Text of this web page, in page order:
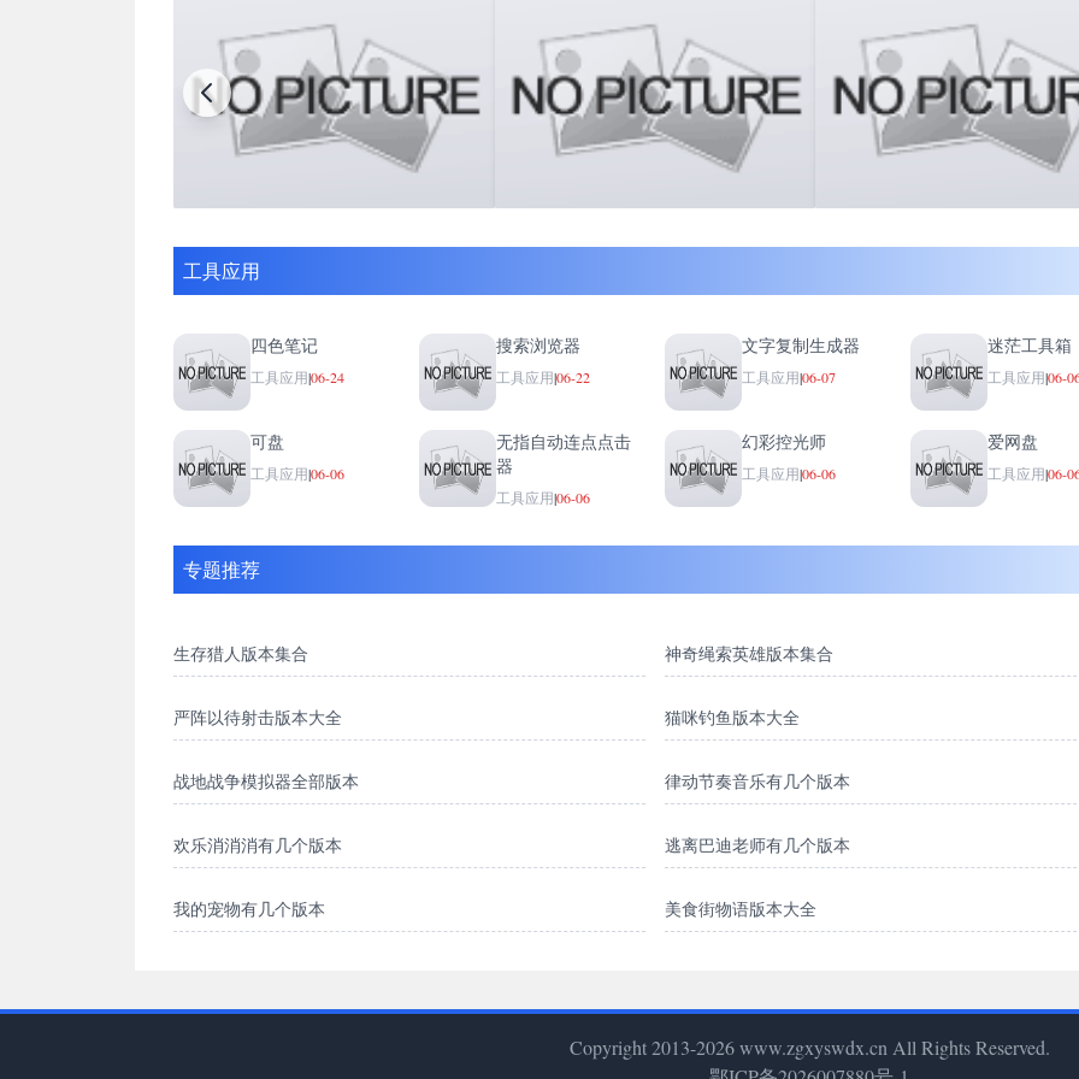
工具应用
四色笔记
工具应用|06-24
搜索浏览器
工具应用|06-22
文字复制生成器
工具应用|06-07
迷茫工具箱
工具应用|06-
可盘
工具应用|06-06
无指自动连点点击
器
工具应用|06-06
幻彩控光师
工具应用|06-06
爱网盘
工具应用|06-
专题推荐
生存猎人版本集合 神奇绳索英雄版本集合
严阵以待射击版本大全 猫咪钓鱼版本大全
战地战争模拟器全部版本 律动节奏音乐有几个版本
欢乐消消消有几个版本 逃离巴迪老师有几个版本
我的宠物有几个版本 美食街物语版本大全
Copyright 2013-2026 www.zgxyswdx.cn All Rights Reserved.